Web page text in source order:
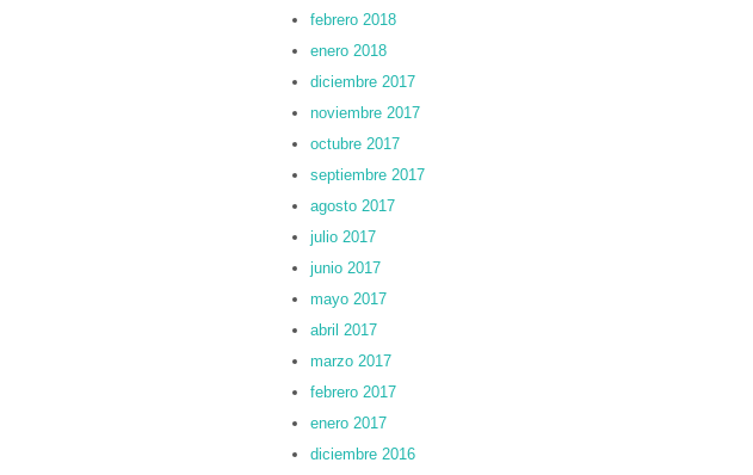
febrero 2018
enero 2018
diciembre 2017
noviembre 2017
octubre 2017
septiembre 2017
agosto 2017
julio 2017
junio 2017
mayo 2017
abril 2017
marzo 2017
febrero 2017
enero 2017
diciembre 2016